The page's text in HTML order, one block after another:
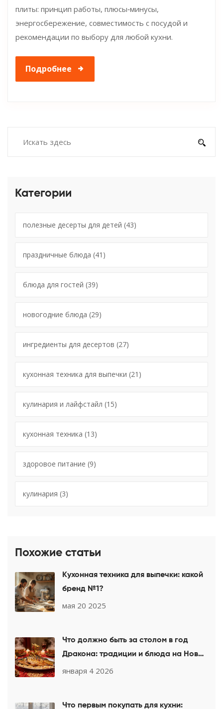
плиты: принцип работы, плюсы‑минусы,
энергосбережение, совместимость с посудой и
рекомендации по выбору для любой кухни.
Подробнее
Категории
полезные десерты для детей (43)
праздничные блюда (41)
блюда для гостей (39)
новогодние блюда (29)
ингредиенты для десертов (27)
кухонная техника для выпечки (21)
кулинария и лайфстайл (15)
кухонная техника (13)
здоровое питание (9)
кулинария (3)
Похожие статьи
Кухонная техника для выпечки: какой
бренд №1?
мая 20 2025
Что должно быть за столом в год
Дракона: традиции и блюда на Новый
год 2025
января 4 2026
Что первым покупать для кухни: